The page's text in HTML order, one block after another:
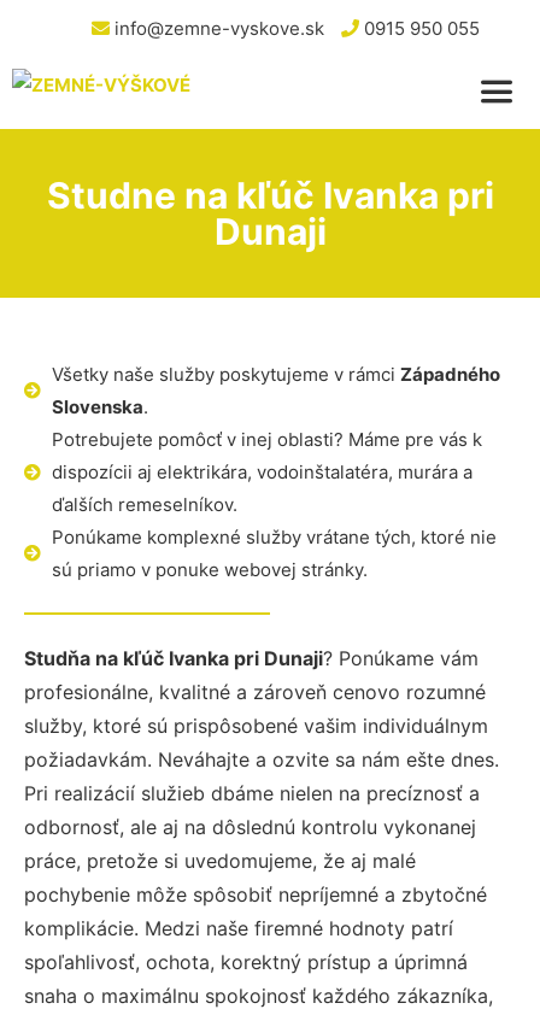
info@zemne-vyskove.sk 0915 950 055
Studne na kľúč Ivanka pri
Dunaji
Všetky naše služby poskytujeme v rámci Západného
Slovenska.
Potrebujete pomôcť v inej oblasti? Máme pre vás k
dispozícii aj elektrikára, vodoinštalatéra, murára a
ďalších remeselníkov.
Ponúkame komplexné služby vrátane tých, ktoré nie
sú priamo v ponuke webovej stránky.
Studňa na kľúč Ivanka pri Dunaji? Ponúkame vám
profesionálne, kvalitné a zároveň cenovo rozumné
služby, ktoré sú prispôsobené vašim individuálnym
požiadavkám. Neváhajte a ozvite sa nám ešte dnes.
Pri realizácií služieb dbáme nielen na precíznosť a
odbornosť, ale aj na dôslednú kontrolu vykonanej
práce, pretože si uvedomujeme, že aj malé
pochybenie môže spôsobiť nepríjemné a zbytočné
komplikácie. Medzi naše firemné hodnoty patrí
spoľahlivosť, ochota, korektný prístup a úprimná
snaha o maximálnu spokojnosť každého zákazníka,